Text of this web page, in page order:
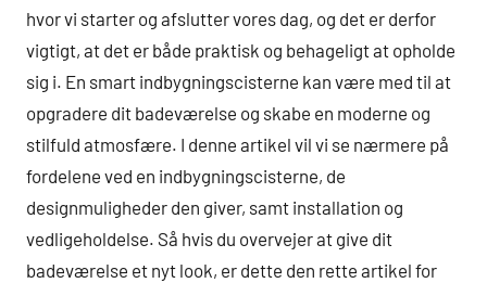
hvor vi starter og afslutter vores dag, og det er derfor
vigtigt, at det er både praktisk og behageligt at opholde
sig i. En smart indbygningscisterne kan være med til at
opgradere dit badeværelse og skabe en moderne og
stilfuld atmosfære. I denne artikel vil vi se nærmere på
fordelene ved en indbygningscisterne, de
designmuligheder den giver, samt installation og
vedligeholdelse. Så hvis du overvejer at give dit
badeværelse et nyt look, er dette den rette artikel for